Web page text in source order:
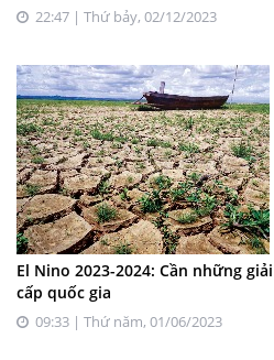
22:47 | Thứ bảy, 02/12/2023
El Nino 2023-2024: Cần những
cấp quốc gia
09:33 | Thứ năm, 01/06/2023